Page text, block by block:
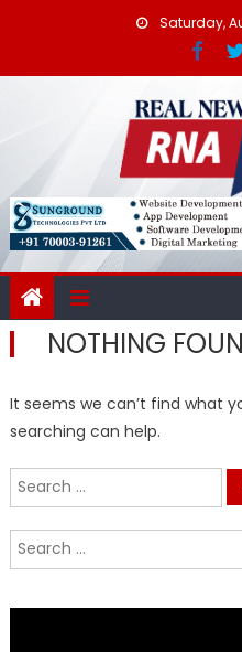
Saturday,
NOTHING
It seems we can’t find what
searching can help.
Search
for:
Search
for: